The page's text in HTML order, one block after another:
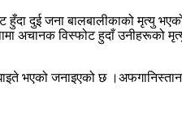
दुई जना बालबालीकाको मृत्यु
विस्फोट हुदाँ उनीहरूको मृत्यु
भएको जनाइएको छ ।अफगानिस्तान